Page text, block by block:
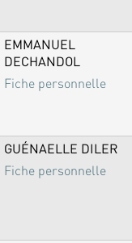
EMMANUEL
DECHANDOL
Fiche personnelle
GUÉNAELLE DILER
Fiche personnelle